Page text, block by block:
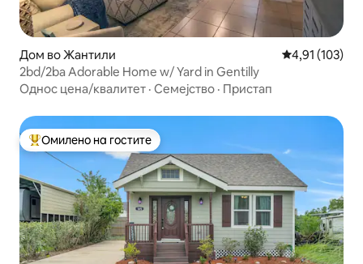
Дом во Жантили Просечна
4,91 (103)
2bd/2ba Adorable Home w/ Yard in Gentilly
Однос цена/квалитет · Семејство · Пристап
Меѓу најуспешните „Омилени на гостите“
Омилено на гостите